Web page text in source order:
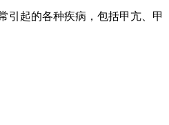
引起的各种疾病，包括甲亢、甲